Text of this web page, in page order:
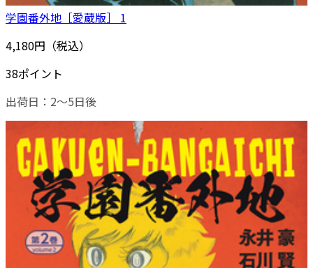
学園番外地［愛蔵版］ 1
4,180円（税込）
38ポイント
出荷日：2～5日後